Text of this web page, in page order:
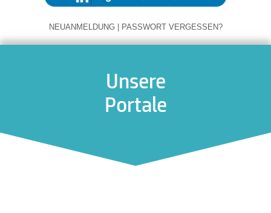
NEUANMELDUNG | PASSWORT VERGESSEN?
Unsere
Portale